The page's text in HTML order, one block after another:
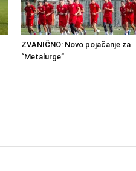
ZVANIČNO: Novo pojačanje za
“Metalurge”